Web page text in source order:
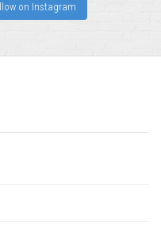
on Instagram